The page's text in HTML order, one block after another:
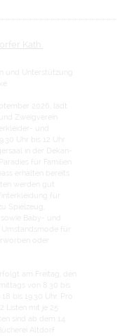
Kath.
und Unterstützung
2026, lädt
Zweigverein
und
Uhr bis 12 Uhr
in der Dekan-
für Familien.
erhalten bereits
werden gut
für
Spielzeug,
Baby- und
für
oder
am Freitag, den
von 8.30 bis
bis 19.30 Uhr. Pro
Listen mit je 25
sind ab dem 14.
Altdorf